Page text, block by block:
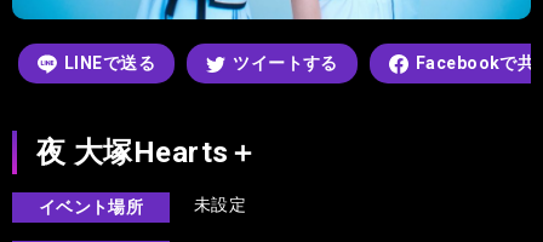
LINEで送る ツイートする Facebookで共
夜 大塚Hearts＋
イベント場所 未設定